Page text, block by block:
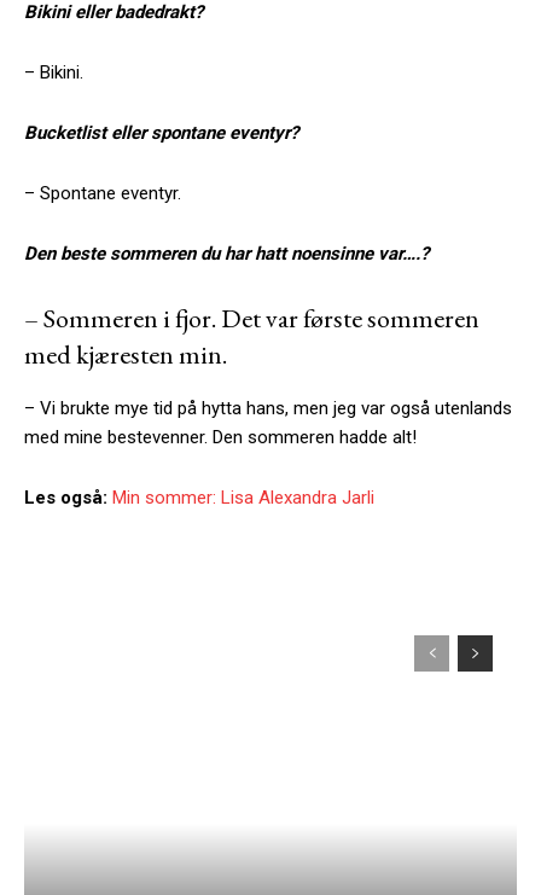
Bikini eller badedrakt?
– Bikini.
Bucketlist eller spontane eventyr?
– Spontane eventyr.
Den beste sommeren du har hatt noensinne var….?
– Sommeren i fjor. Det var første sommeren
med kjæresten min.
– Vi brukte mye tid på hytta hans, men jeg var også utenlands
med mine bestevenner. Den sommeren hadde alt!
Les også: Min sommer: Lisa Alexandra Jarli